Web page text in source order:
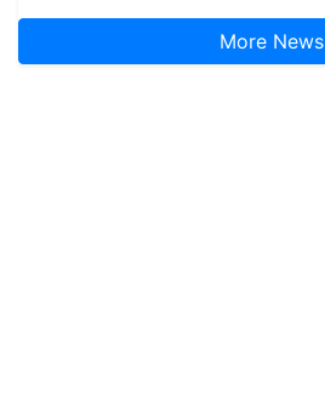
More News